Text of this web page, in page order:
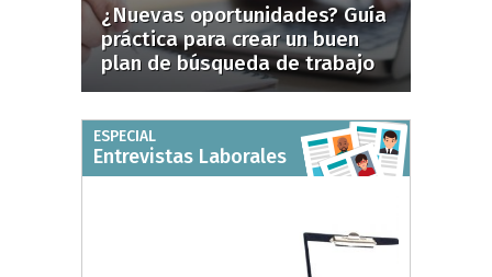
¿Nuevas oportunidades? Guía
práctica para crear un buen
plan de búsqueda de trabajo
ESPECIAL
Entrevistas Laborales